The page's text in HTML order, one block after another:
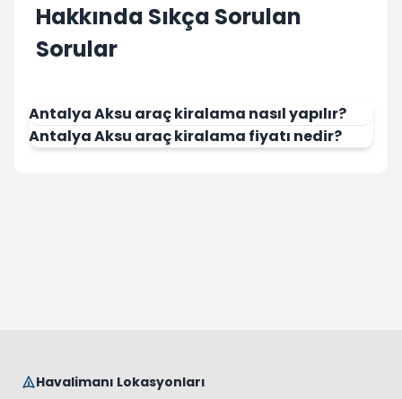
Hakkında Sıkça Sorulan
Sorular
Antalya Aksu araç kiralama nasıl yapılır?
Antalya Aksu araç kiralama fiyatı nedir?
Havalimanı Lokasyonları